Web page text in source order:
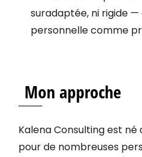
suradaptée, ni rigide —
personnelle comme
Mon approche
Kalena Consulting est né
pour de nombreuses